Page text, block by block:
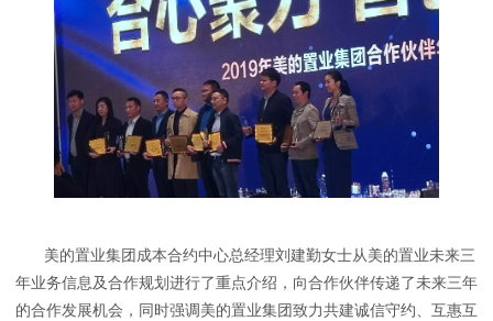
美的置业集团成本合约中心总经理刘建勤女士从美的置业未来三
年业务信息及合作规划进行了重点介绍，向合作伙伴传递了未来三年
的合作发展机会，同时强调美的置业集团致力共建诚信守约、互惠互